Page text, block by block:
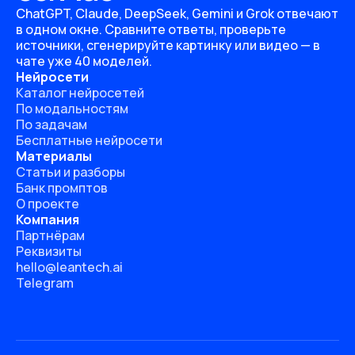
ChatGPT, Claude, DeepSeek, Gemini и Grok отвечают
в одном окне. Сравните ответы, проверьте
источники, сгенерируйте картинку или видео — в
чате уже 40 моделей.
Нейросети
Каталог нейросетей
По модальностям
По задачам
Бесплатные нейросети
Материалы
Статьи и разборы
Банк промптов
О проекте
Компания
Партнёрам
Реквизиты
hello@leantech.ai
Telegram